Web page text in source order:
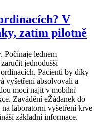
V
zatím pilotně
Počínaje lednem
jednodušší
Pacienti by díky
vyšetření absolvovali a
moci najít v mobilní
Zavádění eŽádanek do
laboratorní vyšetření krve
základní informace.